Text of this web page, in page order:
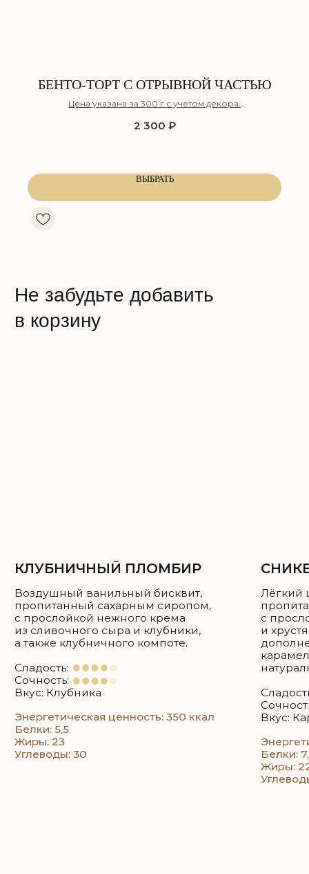
БЕНТО-ТОРТ С ОТРЫВНОЙ ЧАСТЬЮ
Цена указана за 300 г с учетом декора.
2 300 ₽
ВЫБРАТЬ
Воздушный ванильный бисквит,
пропитанный сахарным сиропом,
с прослойкой нежного крема
из сливочного сыра и клубники,
Углеводы: 30
Белки: 7,5
Жиры: 22
Лёгкий шоколадный бисквит,
пропитанный сахарным
с прослойкой соленой
и хрустящим обжаренным
Сладость:
Каждый ярус можно сделать разной
начинкой, можно одной — на ваше
усмотрение!
Например: если 35 гостей, то 35 * 200 = 7 кг
Как рассчитать нужное вам
количество торта?